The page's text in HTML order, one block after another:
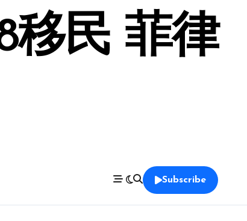
移民 菲律
Subscribe